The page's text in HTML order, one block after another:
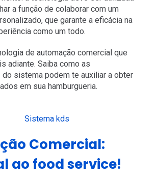
a função de colaborar com um
que garante a eficácia na
como um todo.
de automação comercial que
adiante. Saiba como as
sistema podem te auxiliar a obter
em sua hamburgueria.
Comercial:
ao food service!